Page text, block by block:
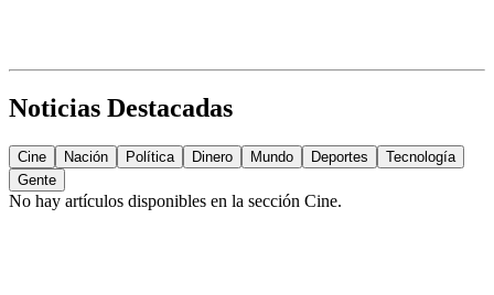
Noticias Destacadas
Cine Nación Política Dinero Mundo Deportes
Tecnología
Gente
No hay artículos disponibles en la sección Cine.